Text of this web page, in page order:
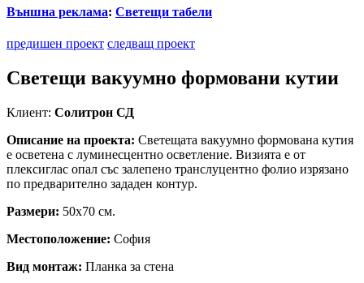
Външна реклама: Светещи табели
предишен проект следващ проект
Светещи вакуумно формовани кутии
Клиент: Солитрон СД
Описание на проекта: Светещата вакуумно формована кутия
е осветена с луминесцентно осветление. Визията е от
плексиглас опал със залепено транслуцентно фолио изрязано
по предварително зададен контур.
Размери: 50х70 см.
Местоположение: София
Вид монтаж: Планка за стена